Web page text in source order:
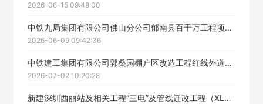
2026-06-15 09:48:00
中铁九局集团有限公司佛山分公司郁南县百千万工程项目经理部郁南县连滩镇典型镇工程沥青标段1劳务分包中标候选人公示
2026-06-09 09:42:36
中铁建工集团有限公司郭桑园棚户区改造工程红线外道路维护施工劳务分包工程中标候选人公示
2026-07-02 10:20:28
新建深圳西丽站及相关工程“三电”及管线迁改工程（XLQG-2标）公开招标（劳务分包）中标候选人公示